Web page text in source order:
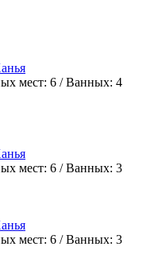
мест: 6 /Ванных: 4
мест: 6 /Ванных: 3
мест: 6 /Ванных: 3